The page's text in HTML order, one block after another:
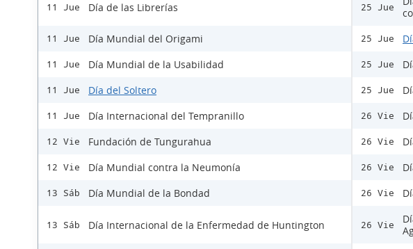
11 Jue Día de las Librerías
11 Jue Día Mundial del Origami
11 Jue Día Mundial de la Usabilidad
11 Jue Día del Soltero
11 Jue Día Internacional del Tempranillo
12 Vie Fundación de Tungurahua
12 Vie Día Mundial contra la Neumonía
13 Sáb Día Mundial de la Bondad
13 Sáb Día Internacional de la Enfermedad de Huntington
25 Jue
25 Jue
25 Jue
25 Jue
26 Vie
26 Vie
26 Vie
26 Vie
26 Vie